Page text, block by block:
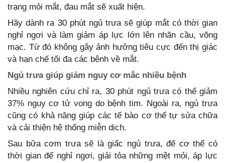
trạng mỏi mắt, đau mắt sẽ xuất hiện.
Hãy dành ra 30 phút ngủ trưa sẽ giúp mắt có thời gian
nghỉ ngơi và làm giảm áp lực lớn lên nhãn cầu, võng
mạc. Từ đó không gây ảnh hưởng tiêu cực đến thị giác
và hạn chế tối đa các bệnh về mắt.
Ngủ trưa giúp giảm nguy cơ mắc nhiều bệnh
Nhiều nghiên cứu chỉ ra, 30 phút ngủ trưa có thể giảm
37% nguy cơ tử vong do bệnh tim. Ngoài ra, ngủ trưa
cũng có khả năng giúp các tế bào cơ thể tự sửa chữa
và cải thiện hệ thống miễn dịch.
Sau bữa cơm trưa sẽ là giấc ngủ trưa, để cơ thể có
thời gian để nghỉ ngơi, giải tỏa những mệt mỏi, áp lực